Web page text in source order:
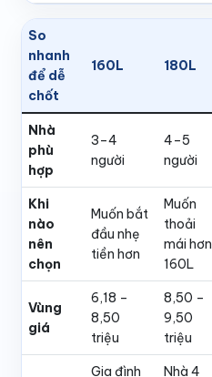
So
nhanh
để dễ
chốt
160L 180L
Nhà
phù
hợp
3–4
người
4–5
người
Khi
nào
nên
chọn
Muốn bắt
đầu nhẹ
tiền hơn
Muốn
thoải
mái hơn
160L
Vùng
giá
6,18 –
8,50
triệu
8,50 –
9,50
triệu
Gia đình
Nhà 4